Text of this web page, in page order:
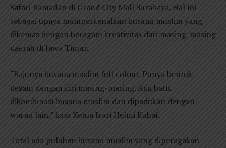
Safari Ramadan di Grand City Mall Surabaya. Hal ini
sebagai upaya memperkenalkan busana muslim yang
dikemas dengan beragam kreativitas dari masing-masing
daerah di Jawa Timur.
“Bajunya busana muslim full colour. Punya bentuk
desain dengan ciri masing-masing. Ada batik
dikombinasi busana muslim dan dipadukan dengan
warna lain,” kata Ketua Irari Helmi Kahaf.
Total ada puluhan busana muslim yang diperagakan